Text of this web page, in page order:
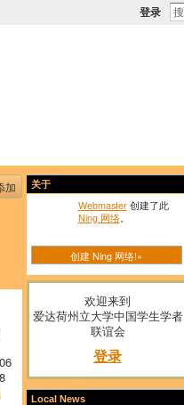
登录
加 关于
Webmaster创建了此
Ning 网络。
创建 Ning 网络!»
欢迎来到
爱达荷州立大学中国学生学者
联谊会
登录
Local News